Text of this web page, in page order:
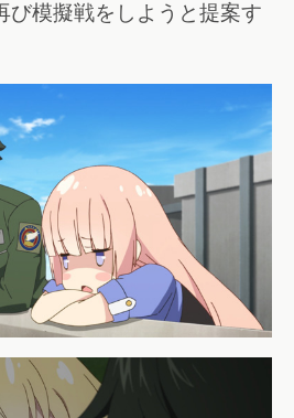
び模擬戦をしようと提案す